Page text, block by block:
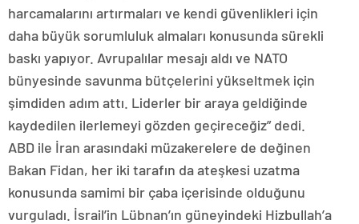
harcamalarını artırmaları ve kendi güvenlikleri için
daha büyük sorumluluk almaları konusunda sürekli
baskı yapıyor. Avrupalılar mesajı aldı ve NATO
bünyesinde savunma bütçelerini yükseltmek için
şimdiden adım attı. Liderler bir araya geldiğinde
kaydedilen ilerlemeyi gözden geçireceğiz” dedi.
ABD ile İran arasındaki müzakerelere de değinen
Bakan Fidan, her iki tarafın da ateşkesi uzatma
konusunda samimi bir çaba içerisinde olduğunu
vurguladı. İsrail’in Lübnan’ın güneyindeki Hizbullah’a